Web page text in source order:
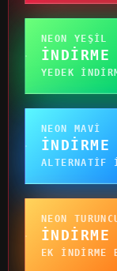
NEON YEŞIL
YEDEK
NEON MAVI
ALTERNATIF
NEON
EK INDIRME